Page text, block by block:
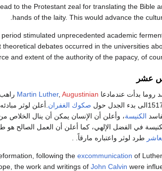
to the Protestant zeal for translating the Bible
hands of the laity. This would advance the
period stimulated unprecedented academic
theoretical debates occurred in the universities
and extent of the authority of the papacy, of
عشر
روما بدأت عندمادعا Martin Luther, Augustinian
صكوك الغفران .أعلن لوثر
الكنيسة، وأعلن أن الإنسان يمكن أن ينال الخلاص
في الفضل الإلهي، كما أعلن أن العمل الصالح هو
طرد لوثر واعتباره مارقاً. .
following the excommunication of
the work and writings of John Calvin were